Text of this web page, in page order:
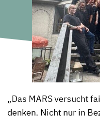
„Das MARS versucht
denken. Nicht nur in